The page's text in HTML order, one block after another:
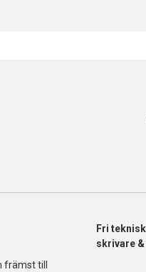
främst till
Fri
skrivare